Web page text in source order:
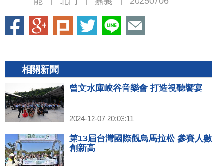
相關新聞
曾文水庫峽谷音樂會 打造視聽饗宴
2024-12-07 20:03:11
第13屆台灣國際觀鳥馬拉松 參賽人數
創新高